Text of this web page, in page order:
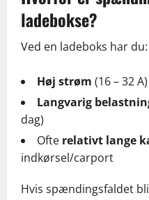
ladebokse?
Ved en ladeboks har du:
Høj strøm (16 – 32 A)
Langvarig
dag)
Ofte relativt lange
indkørsel/carport
Hvis spændingsfaldet